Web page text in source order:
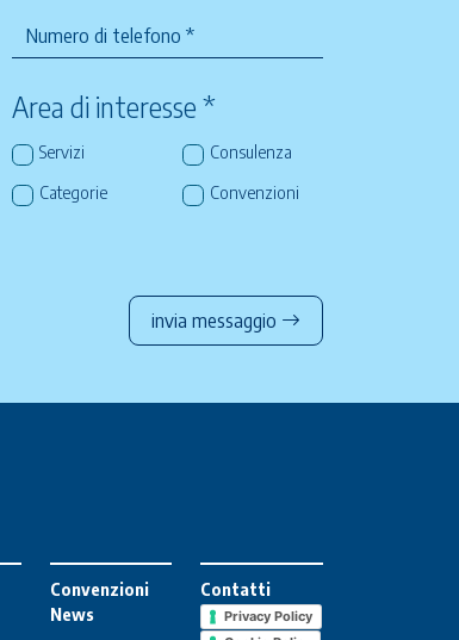
Area di interesse *
Servizi
Consulenza
Categorie
Convenzioni
invia messaggio
Convenzioni
News
Contatti
Privacy Policy